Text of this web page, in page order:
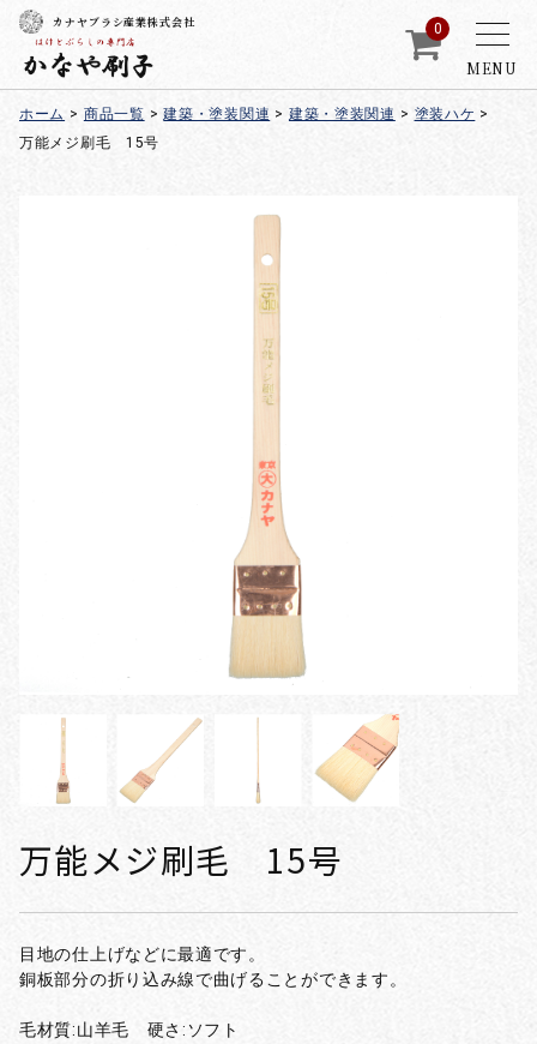
MENU
カナヤブラシ産業株式会社 0
ホーム > 商品一覧 > 建築・塗装関連 > 建築・塗装関連 > 塗装ハケ >
万能メジ刷毛 15号
万能メジ刷毛 15号
目地の仕上げなどに最適です。
銅板部分の折り込み線で曲げることができます。
毛材質:山羊毛 硬さ:ソフト